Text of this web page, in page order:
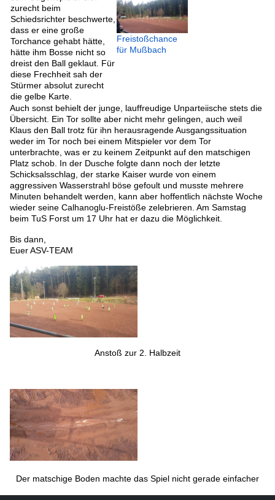
zurecht beim
Schiedsrichter beschwerte,
dass er eine große
Torchance gehabt hätte,
hätte ihm Bosse nicht so
dreist den Ball geklaut. Für
diese Frechheit sah der
Stürmer absolut zurecht
die gelbe Karte.
Freistoßchance
für Mußbach
Auch sonst behielt der junge, lauffreudige Unparteiische stets die
Übersicht. Ein Tor sollte aber nicht mehr gelingen, auch weil
Klaus den Ball trotz für ihn herausragende Ausgangssituation
weder im Tor noch bei einem Mitspieler vor dem Tor
unterbrachte, was er zu keinem Zeitpunkt auf den matschigen
Platz schob. In der Dusche folgte dann noch der letzte
Schicksalsschlag, der starke Kaiser wurde von einem
aggressiven Wasserstrahl böse gefoult und musste mehrere
Minuten behandelt werden, kann aber hoffentlich nächste Woche
wieder seine Calhanoglu-Freistöße zelebrieren. Am Samstag
beim TuS Forst um 17 Uhr hat er dazu die Möglichkeit.
Bis dann,
Euer ASV-TEAM
Anstoß zur 2. Halbzeit
Der matschige Boden machte das Spiel nicht gerade einfacher